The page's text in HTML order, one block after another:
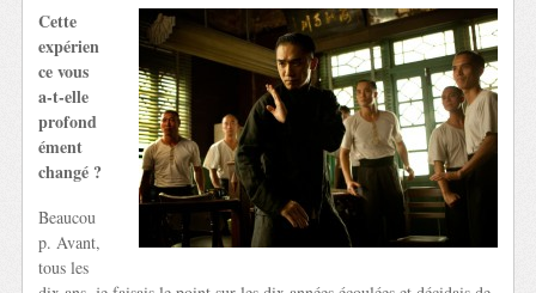
Cette
expérien
ce vous
a-t-elle
profond
ément
changé ?
Beaucou
p. Avant,
tous les